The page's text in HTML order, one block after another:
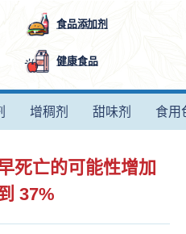
食品添加剂
健康食品
增稠剂 甜味剂 食用
死亡的可能性增加
37%